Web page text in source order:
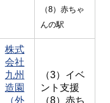
（8）赤ちゃ
んの駅
株式
会社
九州
造園
（外
（3）イベ
ント支援
（8）赤ち